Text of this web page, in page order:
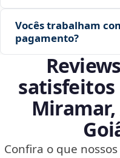
Vocês trabalham
pagamento?
satisfeitos
Confira o que